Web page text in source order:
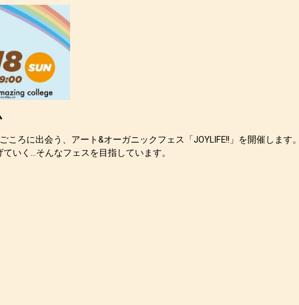
ろに出会う、アート&オーガニックフェス「JOYLIFE!!」を開催しま
いく...そんなフェスを目指しています。